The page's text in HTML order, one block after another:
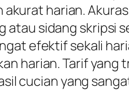
harian.
sidang skripsi
efektif sekali
harian. Tarif yang
cucian yang